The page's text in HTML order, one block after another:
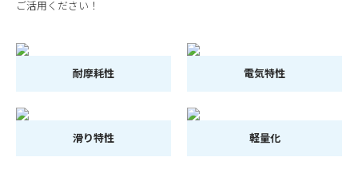
ご活用ください！
耐摩耗性 電気特性
滑り特性 軽量化